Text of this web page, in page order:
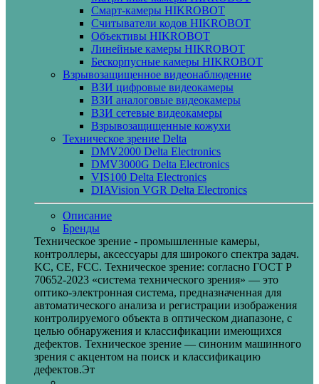
Смарт-камеры HIKROBOT
Считыватели кодов HIKROBOT
Объективы HIKROBOT
Линейные камеры HIKROBOT
Бескорпусные камеры HIKROBOT
Взрывозащищенное видеонаблюдение
ВЗИ цифровые видеокамеры
ВЗИ аналоговые видеокамеры
ВЗИ сетевые видеокамеры
Взрывозащищенные кожухи
Техническое зрение Delta
DMV2000 Delta Electronics
DMV3000G Delta Electronics
VIS100 Delta Electronics
DIAVision VGR Delta Electronics
Описание
Бренды
Техническое зрение - промышленные камеры,
контроллеры, аксессуары для широкого спектра задач.
KC, CE, FCC. Техническое зрение: согласно ГОСТ Р
70652-2023 «система технического зрения» — это
оптико-электронная система, предназначенная для
автоматического анализа и регистрации изображения
контролируемого объекта в оптическом диапазоне, с
целью обнаружения и классификации имеющихся
дефектов. Техническое зрение — синоним машинного
зрения с акцентом на поиск и классификацию
дефектов.Эт